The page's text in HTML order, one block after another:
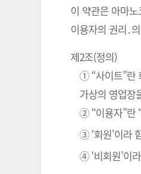
이 약관은 아마
이용자의 권리․
제2조(정의)
① “사이트”란
가상의 영업장
② “이용자”란
③ ‘회원’이라
④ ‘비회원’이